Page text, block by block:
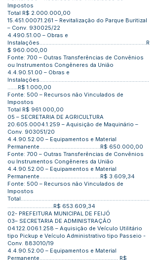
Impostos
Total R$ 2.000.000,00
15.451.0007.1.261 – Revitalização do Parque Buritizal
– Conv. 930025/22
4.490.51.00 – Obras e
Instalações........................................................................R
$ 960.000,00
Fonte: 700 – Outras Transferências de Convênios
ou Instrumentos Congêneres da União
4.4.90.51.00 – Obras e
Instalações..........................................................................
.......R$ 1.000,00
Fonte: 500 – Recursos não Vinculados de
Impostos
Total R$ 961.000,00
05 – SECRETARIA DE AGRICULTURA
20.605.0004.1.259 – Aquisição de Maquinário –
Conv. 903051/20
4.4.90.52.00 – Equipamentos e Material
Permanente.........................................R$ 650.000,00
Fonte: 700 – Outras Transferências de Convênios
ou Instrumentos Congêneres da União
4.4.90.52.00 – Equipamentos e Material
Permanente.........................................R$ 3.609,34
Fonte: 500 – Recursos não Vinculados de
Impostos
Total.......................................................................................
...............................R$ 653.609,34
02- PREFEITURA MUNICIPAL DE FEIJÓ
03– SECRETARIA DE ADMINISTRAÇÃO
04.122.006.1.258 – Aquisição de Veículo Utilitário
tipo Pickup e Veículo Administrativo tipo Passeio -
Conv. 883010/19
4.4.90.52.00 – Equipamentos e Material
Permanente..................................................... R$